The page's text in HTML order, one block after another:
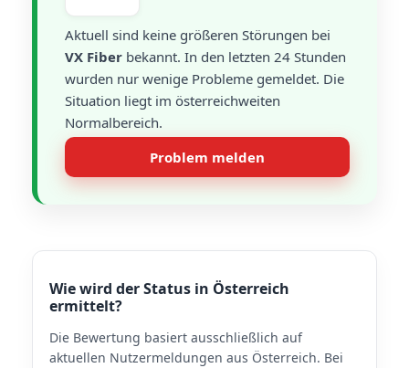
Aktuell sind keine größeren Störungen bei
VX Fiber bekannt. In den letzten 24 Stunden
wurden nur wenige Probleme gemeldet. Die
Situation liegt im österreichweiten
Normalbereich.
Problem melden
Wie wird der Status in Österreich
ermittelt?
Die Bewertung basiert ausschließlich auf
aktuellen Nutzermeldungen aus Österreich. Bei